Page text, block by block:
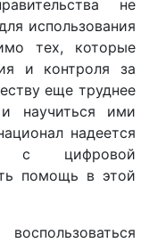
не
использования
тех, которые
и контроля за
еще труднее
научиться ими
надеется
с цифровой
помощь в этой